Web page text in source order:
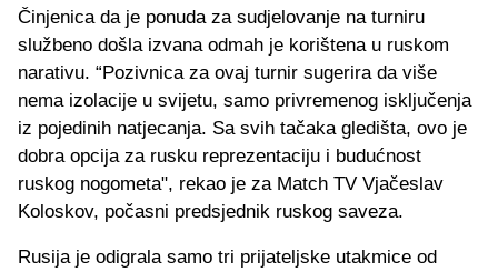
Činjenica da je ponuda za sudjelovanje na turniru
službeno došla izvana odmah je korištena u ruskom
narativu. “Pozivnica za ovaj turnir sugerira da više
nema izolacije u svijetu, samo privremenog isključenja
iz pojedinih natjecanja. Sa svih tačaka gledišta, ovo je
dobra opcija za rusku reprezentaciju i budućnost
ruskog nogometa", rekao je za Match TV Vjačeslav
Koloskov, počasni predsjednik ruskog saveza.
Rusija je odigrala samo tri prijateljske utakmice od